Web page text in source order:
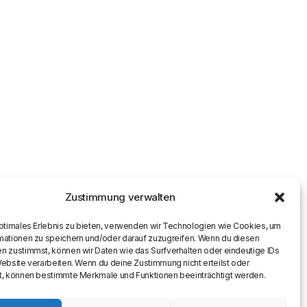
Zustimmung verwalten
Erlebnis zu bieten, verwenden wir Technologien wie Cookies, um
zu speichern und/oder darauf zuzugreifen. Wenn du diesen
zustimmst, können wir Daten wie das Surfverhalten oder eindeutige IDs
verarbeiten. Wenn du deine Zustimmung nicht erteilst oder
können bestimmte Merkmale und Funktionen beeinträchtigt werden.